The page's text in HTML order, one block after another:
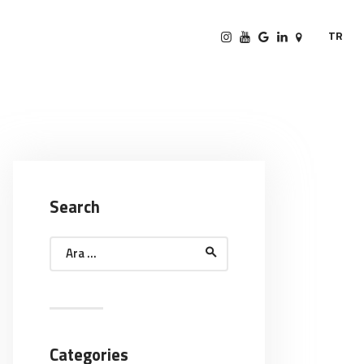
TR
Search
Arama:
Categories